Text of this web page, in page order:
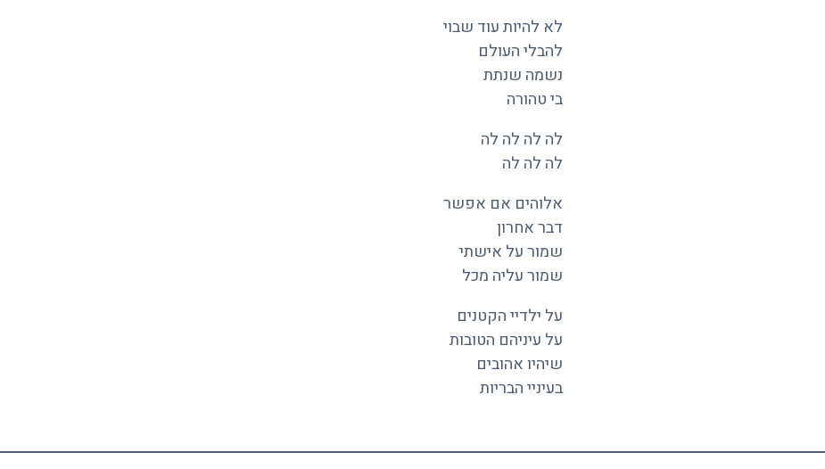
לא להיות עוד שבוי
להבלי העולם
נשמה שנתת
בי טהורה
לה לה לה לה
לה לה לה
אלוהים אם אפשר
דבר אחרון
שמור על אישתי
שמור עליה מכל
על ילדיי הקטנים
על עיניהם הטובות
שיהיו אהובים
בעיניי הבריות